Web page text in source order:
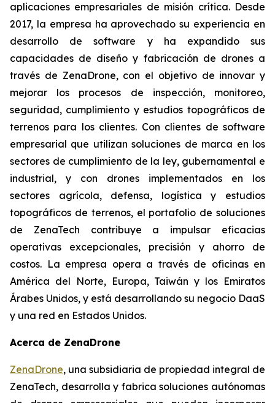
aplicaciones empresariales de misión crítica. Desde
2017, la empresa ha aprovechado su experiencia en
desarrollo de software y ha expandido sus
capacidades de diseño y fabricación de drones a
través de ZenaDrone, con el objetivo de innovar y
mejorar los procesos de inspección, monitoreo,
seguridad, cumplimiento y estudios topográficos de
terrenos para los clientes. Con clientes de software
empresarial que utilizan soluciones de marca en los
sectores de cumplimiento de la ley, gubernamental e
industrial, y con drones implementados en los
sectores agrícola, defensa, logística y estudios
topográficos de terrenos, el portafolio de soluciones
de ZenaTech contribuye a impulsar eficacias
operativas excepcionales, precisión y ahorro de
costos. La empresa opera a través de oficinas en
América del Norte, Europa, Taiwán y los Emiratos
Árabes Unidos, y está desarrollando su negocio DaaS
y una red en Estados Unidos.
Acerca de ZenaDrone
ZenaDrone, una subsidiaria de propiedad integral de
ZenaTech, desarrolla y fabrica soluciones autónomas